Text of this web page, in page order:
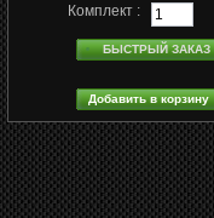
Комплект :
БЫСТРЫЙ ЗАКАЗ